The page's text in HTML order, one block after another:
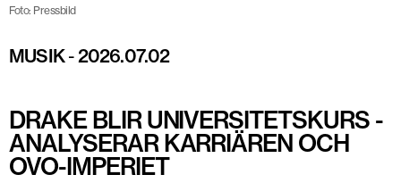
Foto: Pressbild
MUSIK-2026.07.02
DRAKE BLIR UNIVERSITETSKURS -
ANALYSERAR KARRIÄREN OCH
OVO-IMPERIET